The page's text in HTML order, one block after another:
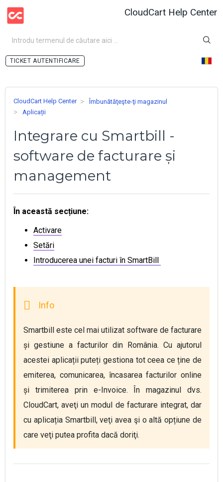
CloudCart Help Center
AUTENTIFICARE
CloudCart Help Center
Îmbunătăţeşte-ţi magazinul
Aplicații
Integrare cu Smartbill -
software de facturare și
management
În această secțiune:
Activare
Setări
Introducerea unei facturi în SmartBill
Smartbill este cel mai utilizat software de facturare
și gestiune a facturilor din România. Cu ajutorul
acestei aplicații puteți gestiona tot ceea ce ține de
emiterea, comunicarea, încasarea facturilor online
și trimiterea prin e-Invoice. În magazinul dvs.
CloudCart, aveţi un modul de facturare integrat, dar
cu aplicația Smartbill, veţi avea şi o altă opțiune de
care veţi putea profita dacă doriţi.